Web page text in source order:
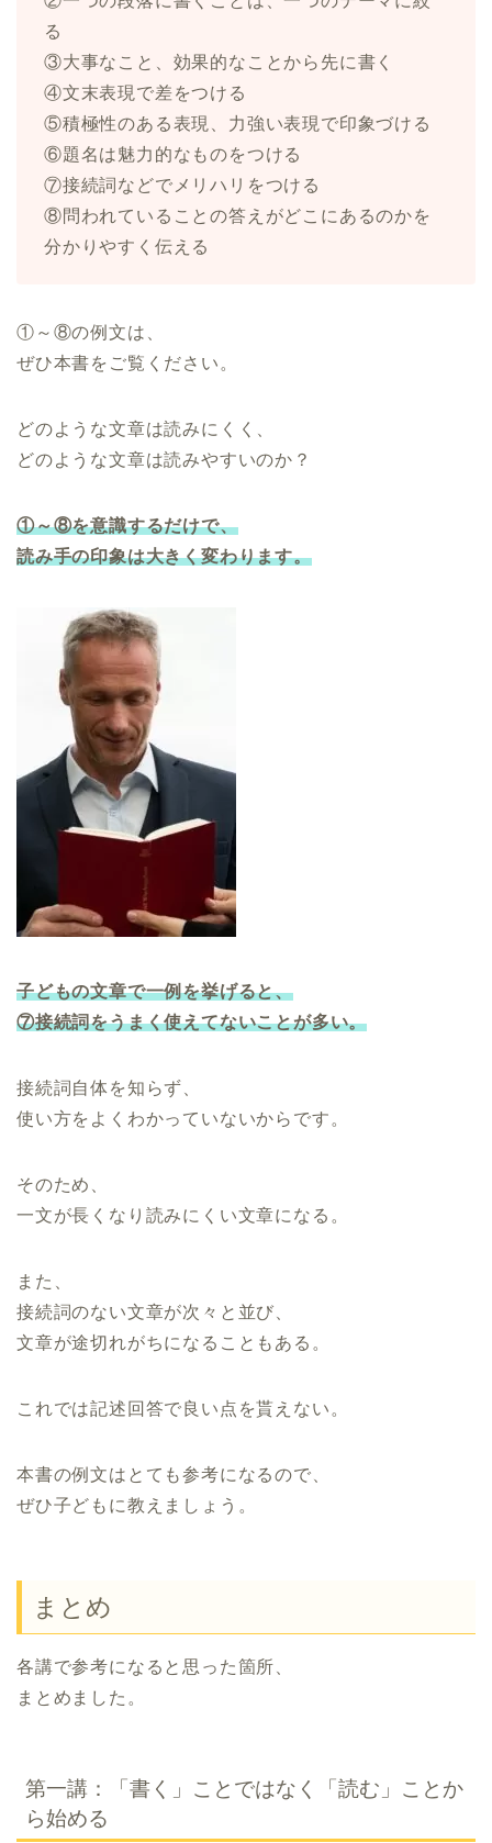
る
③大事なこと、効果的なことから先に書く
④文末表現で差をつける
⑤積極性のある表現、力強い表現で印象づける
⑥題名は魅力的なものをつける
⑦接続詞などでメリハリをつける
⑧問われていることの答えがどこにあるのかを
分かりやすく伝える
①～⑧の例文は、
ぜひ本書をご覧ください。
どのような文章は読みにくく、
どのような文章は読みやすいのか？
①～⑧を意識するだけで、
読み手の印象は大きく変わります。
子どもの文章で一例を挙げると、
⑦接続詞をうまく使えてないことが多い。
接続詞自体を知らず、
使い方をよくわかっていないからです。
そのため、
一文が長くなり読みにくい文章になる。
また、
接続詞のない文章が次々と並び、
文章が途切れがちになることもある。
これでは記述回答で良い点を貰えない。
本書の例文はとても参考になるので、
ぜひ子どもに教えましょう。
まとめ
各講で参考になると思った箇所、
まとめました。
第一講：「書く」ことではなく「読む」ことか
ら始める